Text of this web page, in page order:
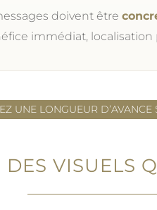
doivent être
immédiat, localisation
UNE LONGUEUR
DES VISUELS